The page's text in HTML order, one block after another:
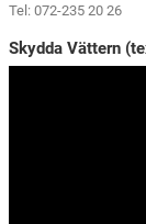
Tel: 072-235 20 26
Skydda Vättern